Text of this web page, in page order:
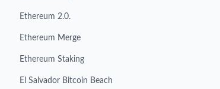
Ethereum 2.0.
Ethereum Merge
Ethereum Staking
El Salvador Bitcoin Beach